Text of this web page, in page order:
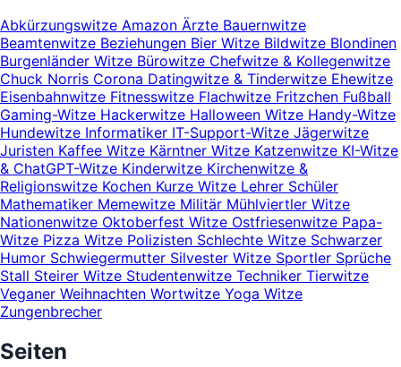
Abkürzungswitze Amazon Ärzte Bauernwitze
Beamtenwitze Beziehungen Bier Witze Bildwitze Blondinen
Burgenländer Witze Bürowitze Chefwitze & Kollegenwitze
Chuck Norris Corona Datingwitze & Tinderwitze Ehewitze
Eisenbahnwitze Fitnesswitze Flachwitze Fritzchen Fußball
Gaming-Witze Hackerwitze Halloween Witze Handy-Witze
Hundewitze Informatiker IT-Support-Witze Jägerwitze
Juristen Kaffee Witze Kärntner Witze Katzenwitze KI-Witze
& ChatGPT-Witze Kinderwitze Kirchenwitze &
Religionswitze Kochen Kurze Witze Lehrer Schüler
Mathematiker Memewitze Militär Mühlviertler Witze
Nationenwitze Oktoberfest Witze Ostfriesenwitze Papa-
Witze Pizza Witze Polizisten Schlechte Witze Schwarzer
Humor Schwiegermutter Silvester Witze Sportler Sprüche
Stall Steirer Witze Studentenwitze Techniker Tierwitze
Veganer Weihnachten Wortwitze Yoga Witze
Zungenbrecher
Seiten